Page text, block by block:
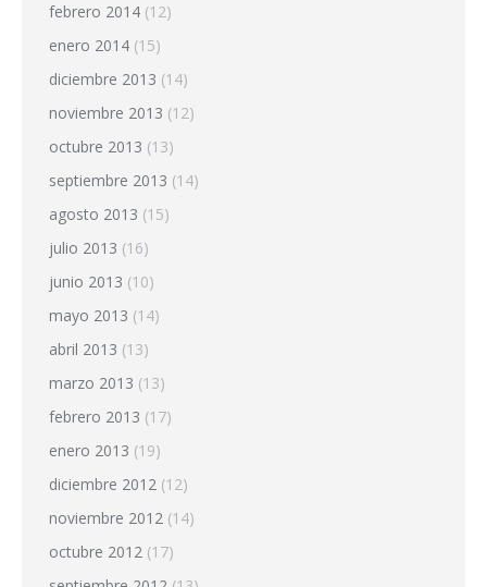
febrero 2014 (12)
enero 2014 (15)
diciembre 2013 (14)
noviembre 2013 (12)
octubre 2013 (13)
septiembre 2013 (14)
agosto 2013 (15)
julio 2013 (16)
junio 2013 (10)
mayo 2013 (14)
abril 2013 (13)
marzo 2013 (13)
febrero 2013 (17)
enero 2013 (19)
diciembre 2012 (12)
noviembre 2012 (14)
octubre 2012 (17)